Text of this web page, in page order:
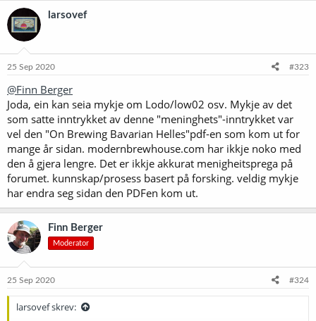
larsovef
25 Sep 2020 #323
@Finn Berger
Joda, ein kan seia mykje om Lodo/low02 osv. Mykje av det
som satte inntrykket av denne "meninghets"-inntrykket var
vel den "On Brewing Bavarian Helles"pdf-en som kom ut for
mange år sidan. modernbrewhouse.com har ikkje noko med
den å gjera lengre. Det er ikkje akkurat menigheitsprega på
forumet. kunnskap/prosess basert på forsking. veldig mykje
har endra seg sidan den PDFen kom ut.
Finn Berger
Moderator
25 Sep 2020 #324
larsovef skrev: